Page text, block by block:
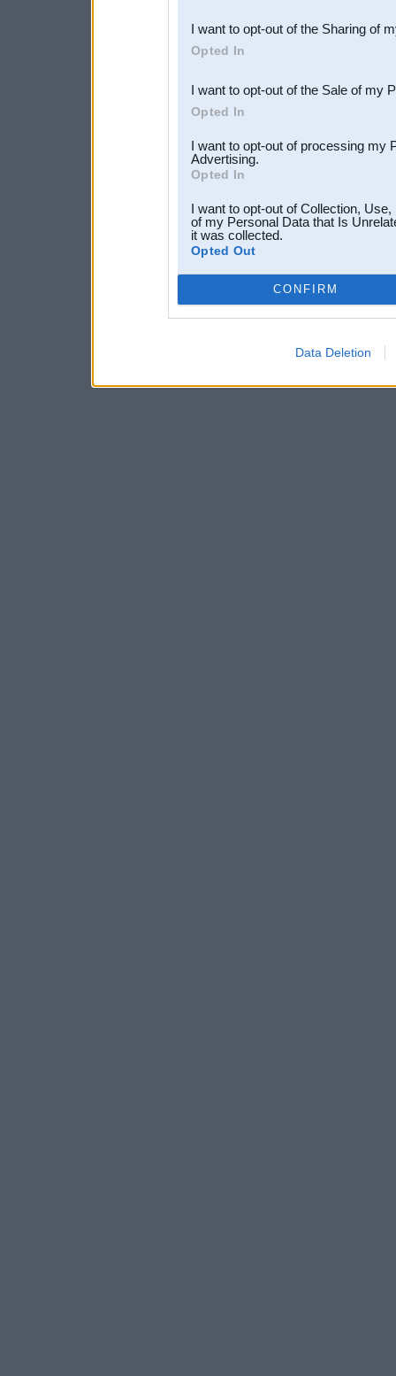
Downstream Participants
third parties.
I want to opt-out of the Sharing of
Opted In
I want to opt-out of the Sale of my
Opted In
I want to opt-out of processing my
Advertising.
Opted In
I want to opt-out of Collection,
of my Personal Data that Is
it was collected.
Opted Out
CONFIRM
Data Deletion